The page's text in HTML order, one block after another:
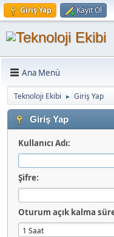
Giriş Yap Kayıt Ol
Ana Menü
Teknoloji Ekibi ► Giriş Yap
Giriş Yap
Kullanıcı Adı:
Şifre:
Oturum açık kalma